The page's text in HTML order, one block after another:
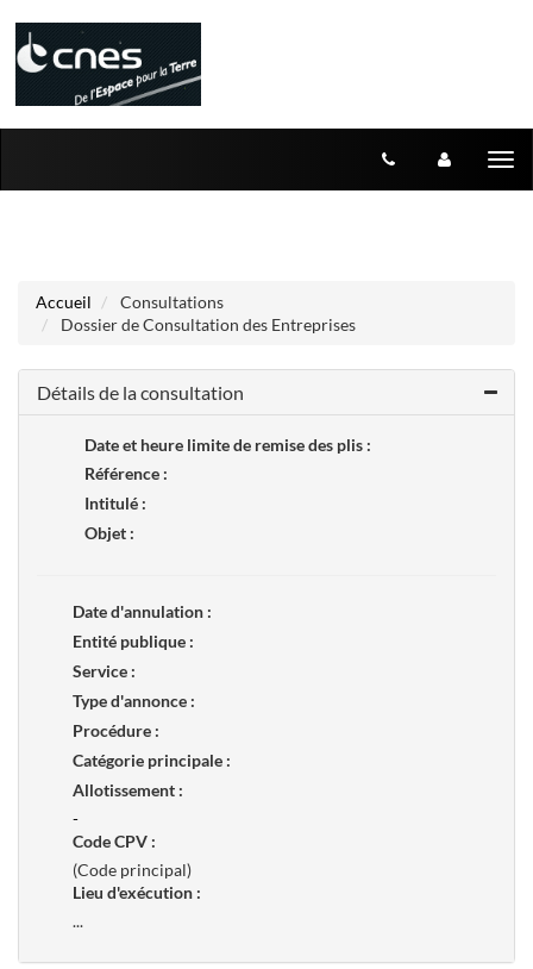
Accueil
Consultations
Dossier de Consultation des Entreprises
Détails de la consultation
Date et heure limite de remise des plis :
Référence :
Intitulé :
Objet :
Date d'annulation :
Entité publique :
Service :
Type d'annonce :
Procédure :
Catégorie principale :
Allotissement :
-
Code CPV :
(Code principal)
Lieu d'exécution :
...